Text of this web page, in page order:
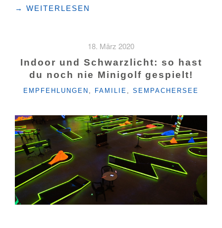
"SPIEL!GOLF
→ WEITERLESEN
18. März 2020
Indoor und Schwarzlicht: so hast
du noch nie Minigolf gespielt!
KATEGORIEN
EMPFEHLUNGEN FAMILIE SEMPACHERSEE